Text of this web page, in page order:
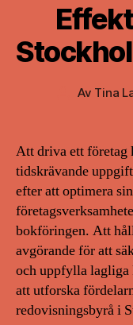
Av Tina
Att driva ett företag
tidskrävande
efter att optimera
bokföringen. Att
avgörande för att
och uppfylla
att utforska
redovisningsbyrå i